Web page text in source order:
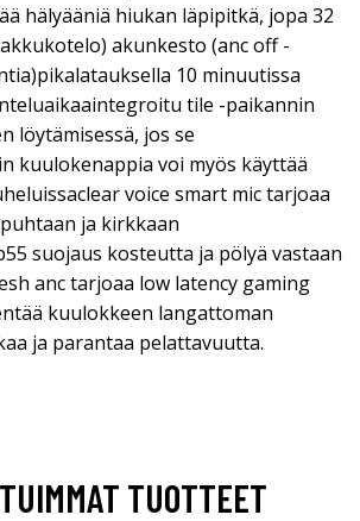
hälyääniä hiukan läpipitkä, jopa 32
akunkesto (anc off -
10 minuutissa
tile -paikannin
löytämisessä, jos se
kuulokenappia voi myös käyttää
voice smart mic tarjoaa
ja kirkkaan
suojaus kosteutta ja pölyä vastaan
anc tarjoaa low latency gaming
kuulokkeen langattoman
ja parantaa pelattavuutta.
TUOTTEET